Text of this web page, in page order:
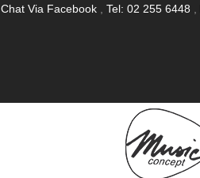
Chat Via Facebook Tel: 02 255 6448